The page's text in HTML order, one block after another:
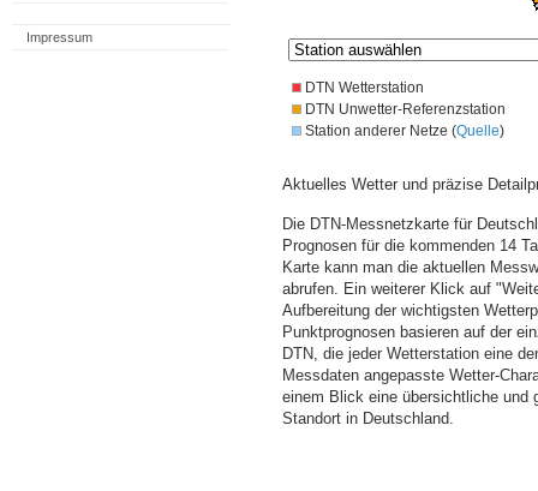
Impressum
DTN Wetterstation
DTN Unwetter-Referenzstation
Station anderer Netze (Quelle)
Aktuelles Wetter und präzise
Die DTN-Messnetzkarte für
Prognosen für die kommenden 14
Karte kann man die aktuellen
abrufen. Ein weiterer Klick auf
Aufbereitung der wichtigsten
Punktprognosen basieren auf der
DTN, die jeder Wetterstation eine
Messdaten angepasste Wetter-
einem Blick eine übersichtliche und
Standort in Deutschland.